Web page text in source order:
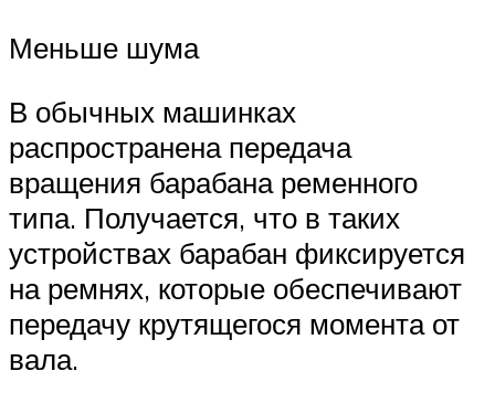
Меньше шума
В обычных машинках
распространена передача
вращения барабана ременного
типа. Получается, что в таких
устройствах барабан фиксируется
на ремнях, которые обеспечивают
передачу крутящегося момента от
вала.